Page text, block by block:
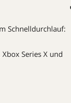
Schnelldurchlauf:
Series X und